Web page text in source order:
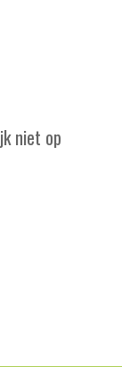
niet op